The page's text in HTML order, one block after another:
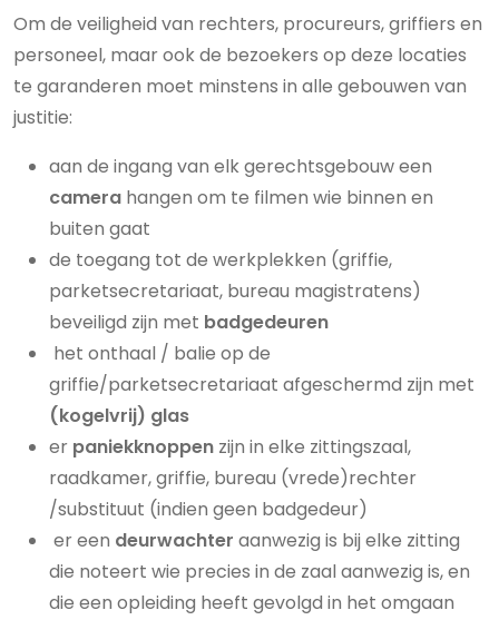
Om de veiligheid van rechters, procureurs, griffiers en
personeel, maar ook de bezoekers op deze locaties
te garanderen moet minstens in alle gebouwen van
justitie:
aan de ingang van elk gerechtsgebouw een
camera hangen om te filmen wie binnen en
buiten gaat
de toegang tot de werkplekken (griffie,
parketsecretariaat, bureau magistratens)
beveiligd zijn met badgedeuren
het onthaal / balie op de
griffie/parketsecretariaat afgeschermd zijn met
(kogelvrij) glas
er paniekknoppen zijn in elke zittingszaal,
raadkamer, griffie, bureau (vrede)rechter
/substituut (indien geen badgedeur)
er een deurwachter aanwezig is bij elke zitting
die noteert wie precies in de zaal aanwezig is, en
die een opleiding heeft gevolgd in het omgaan